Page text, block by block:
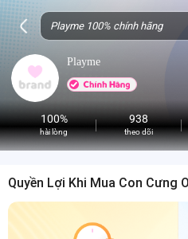
Playme
100%
hài lòng
938
theo dõi
Quyền Lợi Khi Mua Con Cưng